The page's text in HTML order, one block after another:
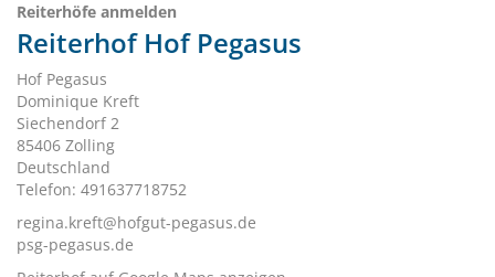
Reiterhöfe anmelden
Reiterhof Hof Pegasus
Hof Pegasus
Dominique Kreft
Siechendorf 2
85406 Zolling
Deutschland
Telefon: 491637718752
regina.kreft@hofgut-pegasus.de
psg-pegasus.de